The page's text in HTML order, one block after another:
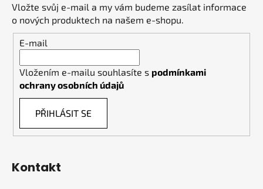
Vložte svůj e-mail a my vám budeme zasílat informace
o nových produktech na našem e-shopu.
E-mail
Vložením e-mailu souhlasíte s podmínkami
ochrany osobních údajů
PŘIHLÁSIT SE
Kontakt